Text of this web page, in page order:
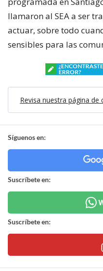
llamaron al SEA a ser
actuar, sobre todo
sensibles para las
ERROR?
Revisa nuestra página de
Síguenos en:
Suscríbete en:
Suscríbete en: